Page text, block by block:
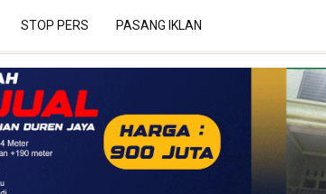
STOP PERS PASANG IKLAN